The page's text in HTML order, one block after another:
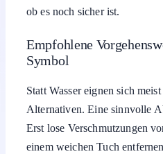
ob es noch sicher ist.
Empfohlene
Symbol
Statt Wasser eignen sich
Alternativen. Eine sinnvolle
Erst lose Verschmutzungen
einem weichen Tuch